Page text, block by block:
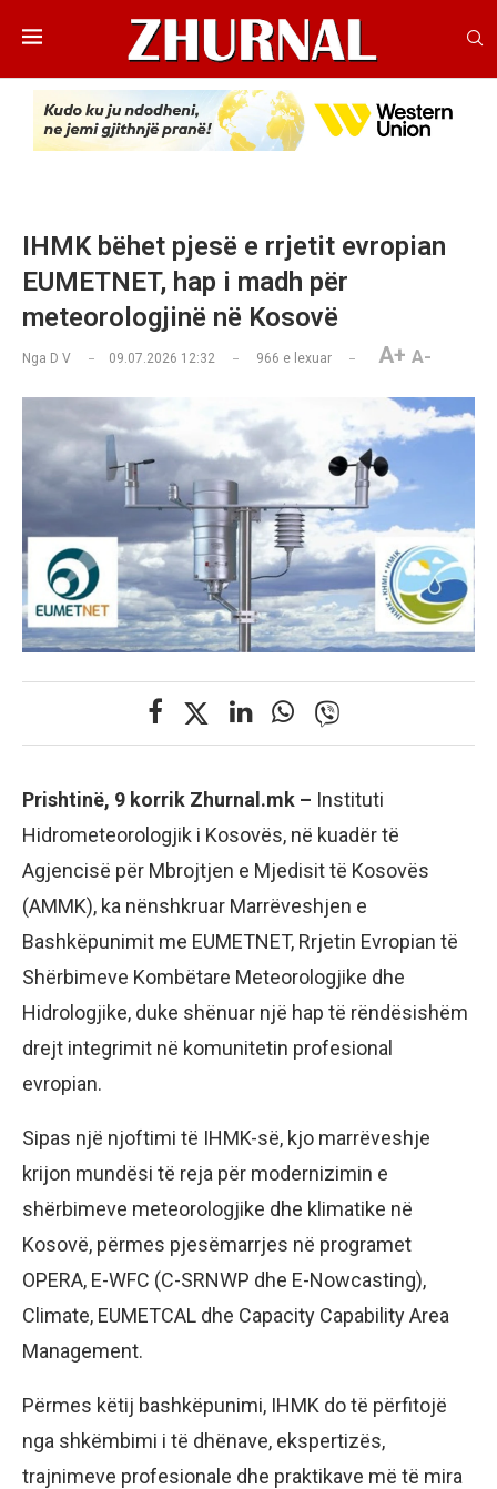
​IHMK bëhet pjesë e rrjetit evropian
EUMETNET, hap i madh për
meteorologjinë në Kosovë
Nga D V 09.07.2026 12:32 966 e lexuar A+ A-
Prishtinë, 9 korrik Zhurnal.mk – Instituti
Hidrometeorologjik i Kosovës, në kuadër të
Agjencisë për Mbrojtjen e Mjedisit të Kosovës
(AMMK), ka nënshkruar Marrëveshjen e
Bashkëpunimit me EUMETNET, Rrjetin Evropian të
Shërbimeve Kombëtare Meteorologjike dhe
Hidrologjike, duke shënuar një hap të rëndësishëm
drejt integrimit në komunitetin profesional
evropian.
Sipas një njoftimi të IHMK-së, kjo marrëveshje
krijon mundësi të reja për modernizimin e
shërbimeve meteorologjike dhe klimatike në
Kosovë, përmes pjesëmarrjes në programet
OPERA, E-WFC (C-SRNWP dhe E-Nowcasting),
Climate, EUMETCAL dhe Capacity Capability Area
Management.
Përmes këtij bashkëpunimi, IHMK do të përfitojë
nga shkëmbimi i të dhënave, ekspertizës,
trajnimeve profesionale dhe praktikave më të mira